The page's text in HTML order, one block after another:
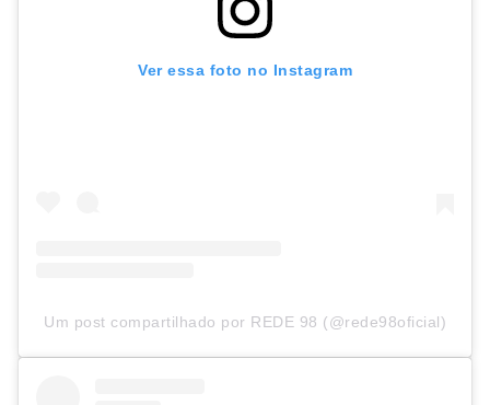
Ver essa foto no Instagram
Um post compartilhado por REDE 98 (@rede98oficial)